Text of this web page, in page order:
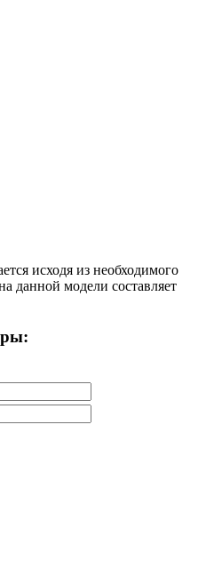
исходя из необходимого
данной модели составляет